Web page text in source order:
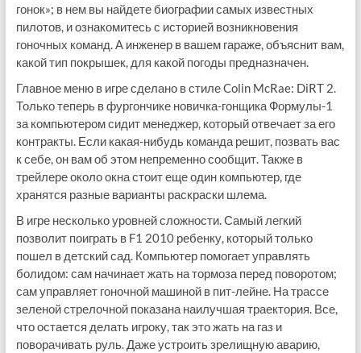
гонок»; в нем вы найдете биографии самых известных
пилотов, и ознакомитесь с историей возникновения
гоночных команд. А инженер в вашем гараже, объяснит вам,
какой тип покрышек, для какой погоды предназначен.
Главное меню в игре сделано в стиле Colin McRae: DiRT 2.
Только теперь в фургончике новичка-гонщика Формулы-1
за компьютером сидит менеджер, который отвечает за его
контракты. Если какая-нибудь команда решит, позвать вас
к себе, он вам об этом непременно сообщит. Также в
трейлере около окна стоит еще один компьютер, где
хранятся разные варианты раскраски шлема.
В игре несколько уровней сложности. Самый легкий
позволит поиграть в F1 2010 ребенку, который только
пошел в детский сад. Компьютер помогает управлять
болидом: сам начинает жать на тормоза перед поворотом;
сам управляет гоночной машиной в пит-лейне. На трассе
зеленой стрелочной показана наилучшая траектория. Все,
что остается делать игроку, так это жать на газ и
поворачивать руль. Даже устроить зрелищную аварию,